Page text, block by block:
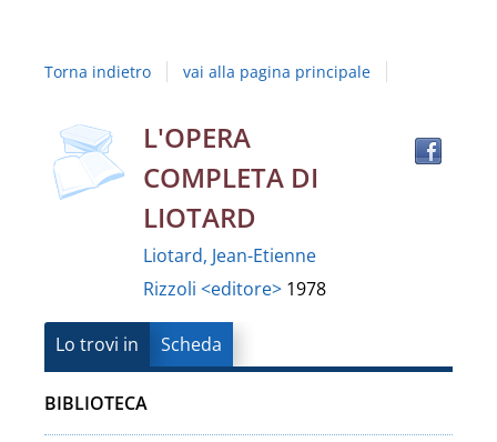
Campania
Vanvitelli"
Torna indietro vai alla pagina principale
Dettaglio
del
documento
copertina
L'OPERA
COMPLETA DI
LIOTARD
Liotard, Jean-Etienne
Rizzoli <editore> 1978
Lo trovi in Scheda
BIBLIOTECA